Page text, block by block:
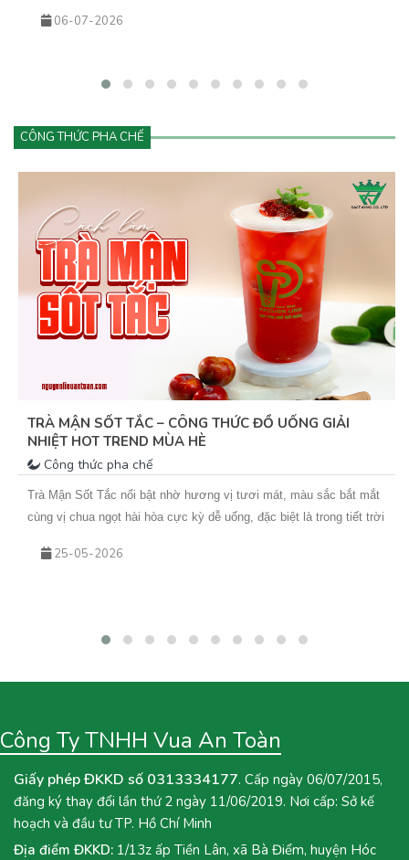
cheese đến cà phê kem cheese hay matcha kem cheese, tất cả
06-07-2026
CÔNG THỨC PHA CHẾ
TRÀ MẬN SỐT TẮC – CÔNG THỨC ĐỒ UỐNG GIẢI
NHIỆT HOT TREND MÙA HÈ
Công thức pha chế
Trà Mận Sốt Tắc nổi bật nhờ hương vị tươi mát, màu sắc bắt mắt
cùng vị chua ngọt hài hòa cực kỳ dễ uống, đặc biệt là trong tiết trời
đậm vị và sốt tắc chua thanh giúp món nước này không chỉ giải
Toàn khám phá ngay công thức Trà Mận Sốt Tắc dưới đây nhé!
25-05-2026
Công Ty TNHH Vua An Toàn
Giấy phép ĐKKD số 0313334177. Cấp ngày 06/07/2015,
đăng ký thay đổi lần thứ 2 ngày 11/06/2019. Nơi cấp: Sở kế
hoạch và đầu tư TP. Hồ Chí Minh
Địa điểm ĐKKD: 1/13z ấp Tiền Lân, xã Bà Điểm, huyện Hóc